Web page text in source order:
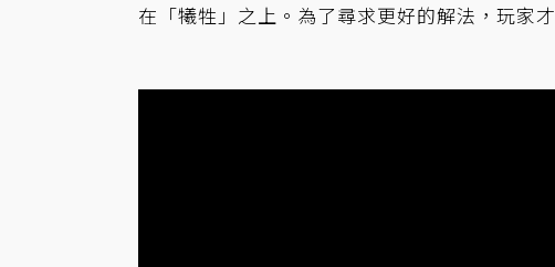
在「犧牲」之上。為了尋求更好的解法，玩家